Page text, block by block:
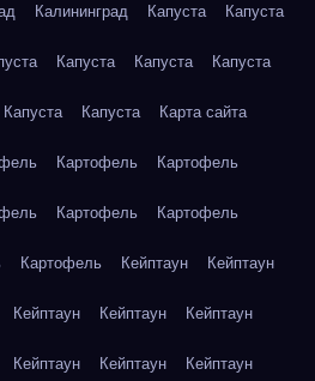
Калининград Капуста Капуста
Капуста Капуста Капуста
Капуста Капуста Карта сайта
Картофель Картофель
Картофель Картофель
Картофель Кейптаун Кейптаун
Кейптаун Кейптаун Кейптаун
Кейптаун Кейптаун Кейптаун